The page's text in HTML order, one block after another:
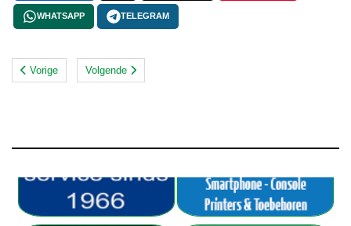
WHATSAPP TELEGRAM
Vorige Volgende